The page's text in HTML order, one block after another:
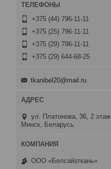
+375 (44) 796-11-11
+375 (25) 796-11-11
+375 (29) 796-11-11
+375 (29) 644-68-25
tkanibel20@mail.ru
ул. Платонова, 36, 2
Минск, Беларусь
ООО «Белсайзткань»